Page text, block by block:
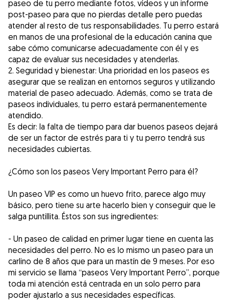
paseo de tu perro mediante fotos, vídeos y un informe
post-paseo para que no pierdas detalle pero puedas
atender al resto de tus responsabilidades. Tu perro estará
en manos de una profesional de la educación canina que
sabe cómo comunicarse adecuadamente con él y es
capaz de evaluar sus necesidades y atenderlas.
2. Seguridad y bienestar: Una prioridad en los paseos es
asegurar que se realizan en entornos seguros y utilizando
material de paseo adecuado. Además, como se trata de
paseos individuales, tu perro estará permanentemente
atendido.
Es decir: la falta de tiempo para dar buenos paseos dejará
de ser un factor de estrés para ti y tu perro tendrá sus
necesidades cubiertas.
¿Cómo son los paseos Very Important Perro para él?
Un paseo VIP es como un huevo frito, parece algo muy
básico, pero tiene su arte hacerlo bien y conseguir que le
salga puntillita. Éstos son sus ingredientes:
- Un paseo de calidad en primer lugar tiene en cuenta las
necesidades del perro. No es lo mismo un paseo para un
carlino de 8 años que para un mastín de 9 meses. Por eso
mi servicio se llama “paseos Very Important Perro”, porque
toda mi atención está centrada en un solo perro para
poder ajustarlo a sus necesidades específicas.